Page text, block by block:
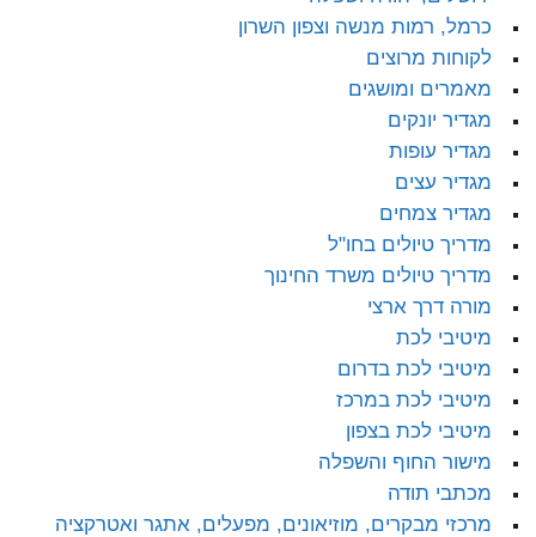
כרמל, רמות מנשה וצפון השרון
לקוחות מרוצים
מאמרים ומושגים
מגדיר יונקים
מגדיר עופות
מגדיר עצים
מגדיר צמחים
מדריך טיולים בחו"ל
מדריך טיולים משרד החינוך
מורה דרך ארצי
מיטיבי לכת
מיטיבי לכת בדרום
מיטיבי לכת במרכז
מיטיבי לכת בצפון
מישור החוף והשפלה
מכתבי תודה
מרכזי מבקרים, מוזיאונים, מפעלים, אתגר ואטרקציה